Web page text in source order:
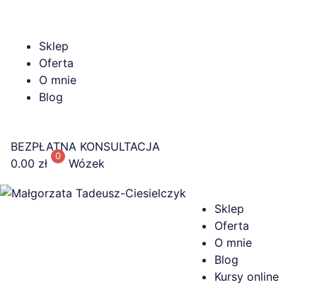
Sklep
Oferta
O mnie
Blog
BEZPŁATNA KONSULTACJA
0.00 zł
0
Wózek
Sklep
Oferta
O mnie
Blog
Kursy online